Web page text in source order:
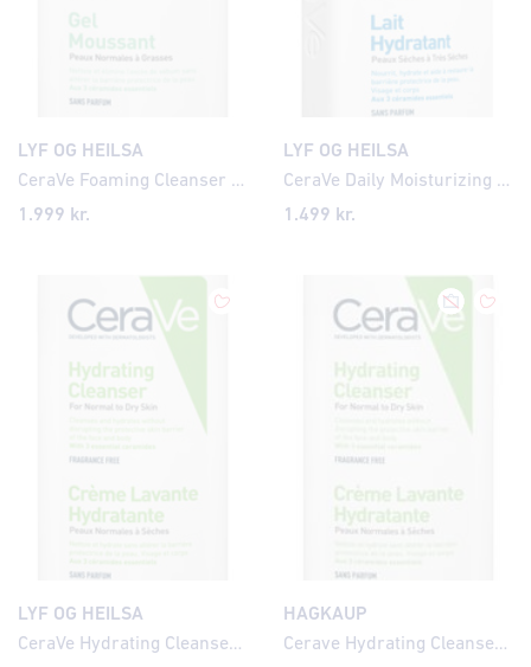
LYF OG HEILSA
CeraVe Foaming Cleanser 85ml / travel
1.999 kr.
LYF OG HEILSA
CeraVe Daily Moisturizing Lotion 85ml/ travel
1.499 kr.
LYF OG HEILSA
CeraVe Hydrating Cleanser 85ml/ travel
HAGKAUP
Cerave Hydrating Cleanser 85ml